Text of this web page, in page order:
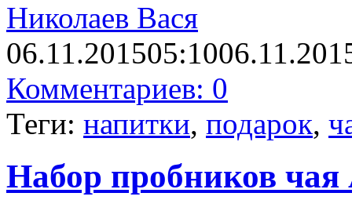
Ηиколаев Вася
06.11.201505:10
Комментариев: 0
Теги: напитки, подарок,
Набор пробников чая